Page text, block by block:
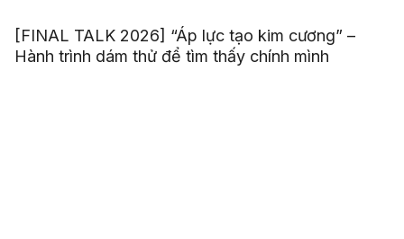
[FINAL TALK 2026] “Áp lực tạo kim cương” –
Hành trình dám thử để tìm thấy chính mình